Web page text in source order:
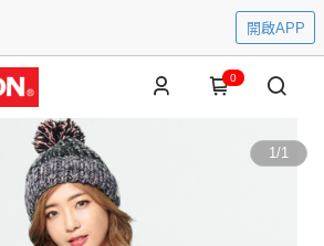
開啟APP
0
1/1